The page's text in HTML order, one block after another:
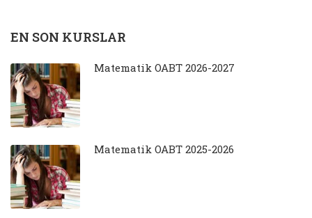
EN SON KURSLAR
Matematik ÖABT 2026-2027
Matematik ÖABT 2025-2026